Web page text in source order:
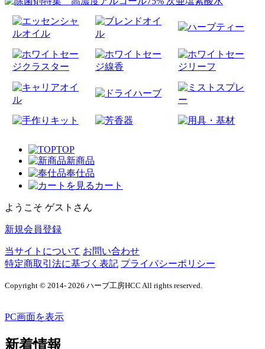
TOP
新商品
奉仕品
カート
ようこそ ゲストさん
新規会員登録
当サイトについて お問い合わせ
特定商取引法に基づく表記 プライバシーポリシー
Copyright © 2014- 2026 ハーブ工房HCC All rights reserved.
PC画面を表示
新着情報